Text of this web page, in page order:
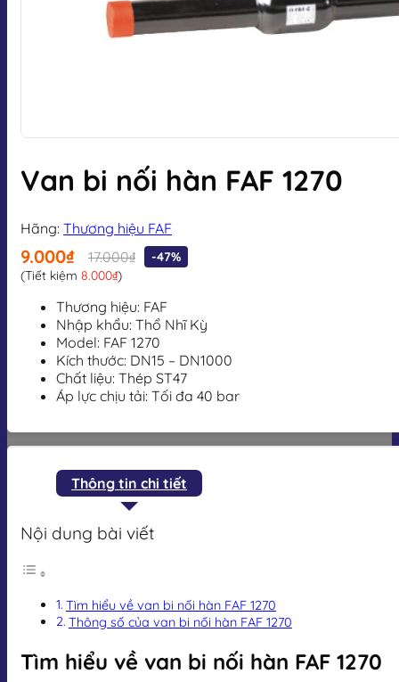
Van bi nối hàn FAF 1270
Hãng: Thương hiệu FAF
9.000₫ 17.000₫
-47%
(Tiết kiệm 8.000₫)
Thương hiệu: FAF
Nhập khẩu: Thổ Nhĩ Kỳ
Model: FAF 1270
Kích thước: DN15 – DN1000
Chất liệu: Thép ST47
Áp lực chịu tải: Tối đa 40 bar
Thông tin chi tiết
Nội dung bài viết
Tìm hiểu về van bi nối hàn FAF 1270
Thông số của van bi nối hàn FAF 1270
Tìm hiểu về van bi nối hàn FAF 1270